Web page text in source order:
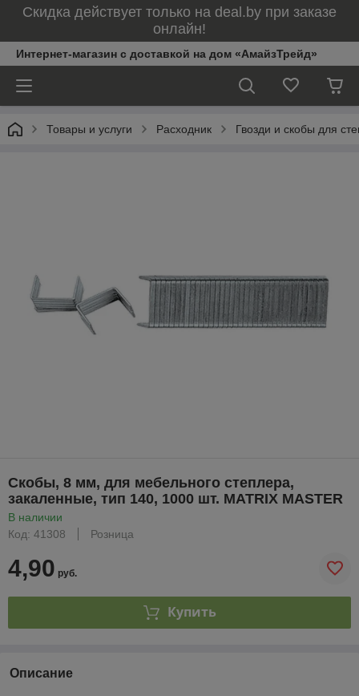
Скидка действует только на deal.by при заказе
онлайн!
Интернет-магазин с доставкой на дом «АмайзТрейд»
Товары и услуги Расходник Гвозди и скобы для
Скобы, 8 мм, для мебельного степлера,
закаленные, тип 140, 1000 шт. MATRIX MASTER
В наличии
Код: 41308
Розница
4,90 руб.
Купить
Описание